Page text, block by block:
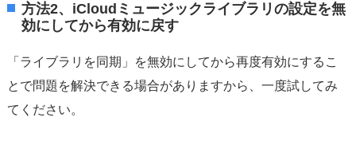
方法2、iCloudミュージックライブラリの設定を無
効にしてから有効に戻す
「ライブラリを同期」を無効にしてから再度有効にするこ
とで問題を解決できる場合がありますから、一度試してみ
てください。